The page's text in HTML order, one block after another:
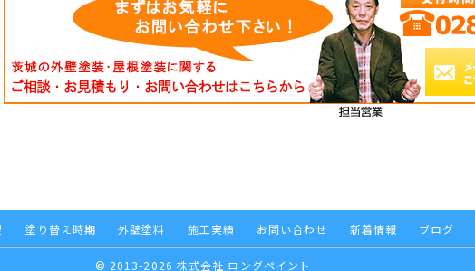
塗り替え時期 外壁塗料 施工実績 お問い合わせ 新着情報 ブログ
© 2013-2026 株式会社 ロングペイント